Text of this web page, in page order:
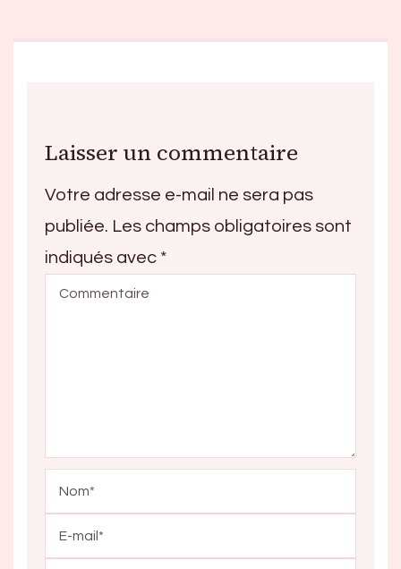
Laisser un commentaire
Votre adresse e-mail ne sera pas
publiée. Les champs obligatoires sont
indiqués avec *